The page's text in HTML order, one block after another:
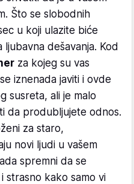
Što se slobodnih
u koji ulazite biće
dešavanja. Kod
za kojeg su vas
iznenada javiti i ovde
susreta, ali je malo
da produbljujete odnos.
za staro,
novi ljudi u vašem
spremni da se
strasno kako samo vi